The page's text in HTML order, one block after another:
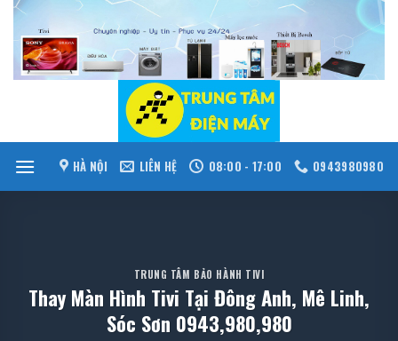
Skip
content
HÀ NỘI LIÊN HỆ 08:00 - 17:00 0943980980
TRUNG TÂM BẢO HÀNH TIVI
Thay Màn Hình Tivi Tại Đông Anh, Mê Linh,
Sóc Sơn 0943,980,980